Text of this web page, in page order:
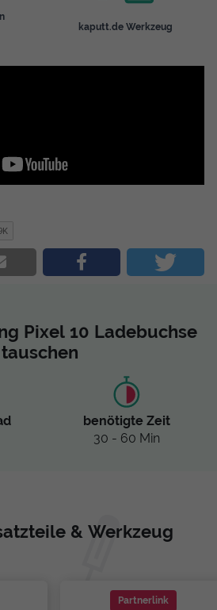
kaputt.de Werkzeug
Pixel 10 Ladebuchse
tauschen
benötigte Zeit
30 - 60 Min
& Werkzeug
Partnerlink